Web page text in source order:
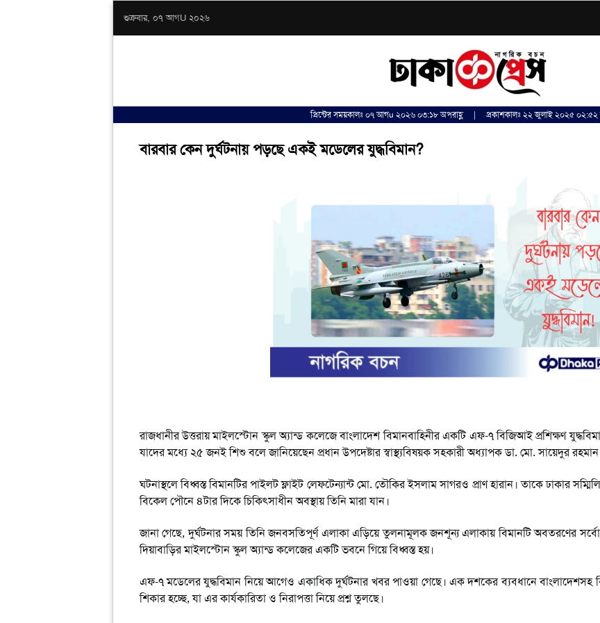
শুক্রবার, ০৭ আগU ২০২৬
প্রিন্টের সময়কালঃ ০৭ আগu ২০২৬ ০৩:১৮ অপরাহ্ণ | প্রকাশকালঃ ২২ জুলাই ২০২৫ ০২:৫২
বারবার কেন দুর্ঘটনায় পড়ছে একই মডেলের যুদ্ধবিমান?
রাজধানীর উত্তরায় মাইলস্টোন স্কুল অ্যান্ড কলেজে বাংলাদেশ বিমানবাহিনীর একটি এফ-৭ বিজিআই প্রশিক্ষণ
যাদের মধ্যে ২৫ জনই শিশু বলে জানিয়েছেন প্রধান উপদেষ্টার স্বাস্থ্যবিষয়ক সহকারী অধ্যাপক ডা. মো. সায়েদুর
ঘটনাস্থলে বিধ্বস্ত বিমানটির পাইলট ফ্লাইট লেফটেন্যান্ট মো. তৌকির ইসলাম সাগরও প্রাণ হারান। তাকে ঢাকার
বিকেল পৌনে ৪টার দিকে চিকিৎসাধীন অবস্থায় তিনি মারা যান।
জানা গেছে, দুর্ঘটনার সময় তিনি জনবসতিপূর্ণ এলাকা এড়িয়ে তুলনামূলক জনশূন্য এলাকায় বিমানটি অবতরণের
দিয়াবাড়ির মাইলস্টোন স্কুল অ্যান্ড কলেজের একটি ভবনে গিয়ে বিধ্বস্ত হয়।
এফ-৭ মডেলের যুদ্ধবিমান নিয়ে আগেও একাধিক দুর্ঘটনার খবর পাওয়া গেছে। এক দশকের ব্যবধানে বাংলাদেশসহ
শিকার হচ্ছে, যা এর কার্যকারিতা ও নিরাপত্তা নিয়ে প্রশ্ন তুলছে।